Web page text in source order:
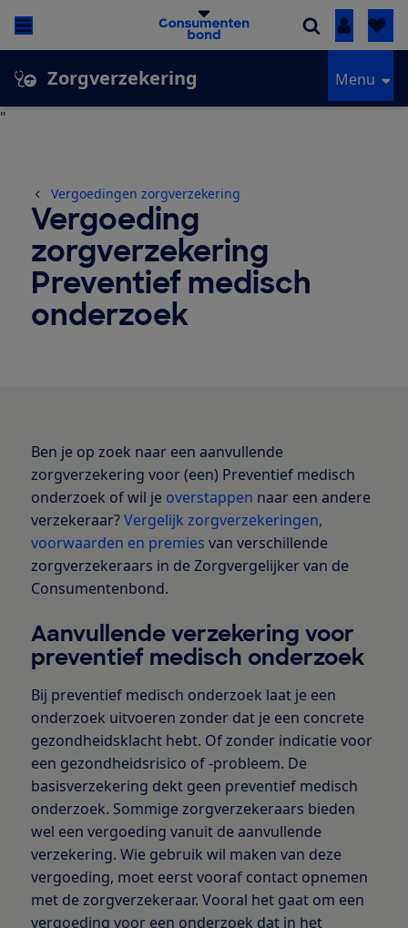
Inloggen
Zorgverzekering
Menu
"
Vergoedingen zorgverzekering
Vergoeding
zorgverzekering
Preventief medisch
onderzoek
Ben je op zoek naar een aanvullende
zorgverzekering voor (een) Preventief medisch
onderzoek of wil je overstappen naar een andere
verzekeraar?Vergelijk zorgverzekeringen,
voorwaarden en premies van verschillende
zorgverzekeraars in de Zorgvergelijker van de
Consumentenbond.
Aanvullende verzekering voor
preventief medisch onderzoek
Bij preventief medisch onderzoek laat je een
onderzoek uitvoeren zonder dat je een concrete
gezondheidsklacht hebt. Of zonder indicatie voor
een gezondheidsrisico of -probleem. De
basisverzekering dekt geen preventief medisch
onderzoek. Sommige zorgverzekeraars bieden
wel een vergoeding vanuit de aanvullende
verzekering. Wie gebruik wil maken van deze
vergoeding, moet eerst vooraf contact opnemen
met de zorgverzekeraar. Vooral het gaat om een
vergoeding voor een onderzoek dat in het